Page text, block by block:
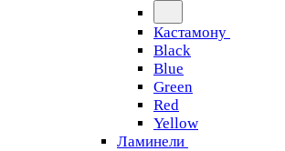
Кастамону
Black
Blue
Green
Red
Yellow
Ламинели